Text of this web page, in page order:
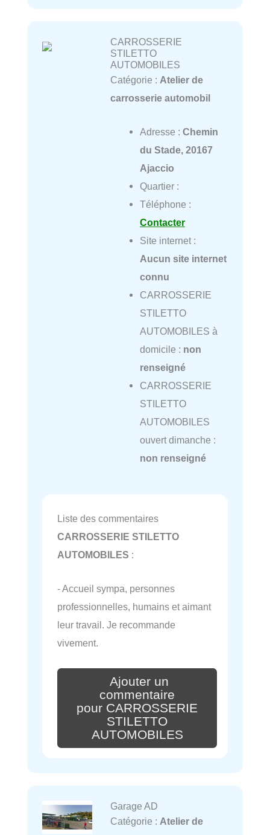
CARROSSERIE
STILETTO
AUTOMOBILES
Catégorie : Atelier de
carrosserie automobil
Adresse : Chemin
du Stade, 20167
Ajaccio
Quartier :
Téléphone :
Contacter
Site internet :
Aucun site internet
connu
CARROSSERIE
STILETTO
AUTOMOBILES à
domicile : non
renseigné
CARROSSERIE
STILETTO
AUTOMOBILES
ouvert dimanche :
non renseigné
Liste des commentaires
CARROSSERIE STILETTO
AUTOMOBILES :
- Accueil sympa, personnes
professionnelles, humains et aimant
leur travail. Je recommande
vivement.
Ajouter un
commentaire
pour CARROSSERIE
STILETTO
AUTOMOBILES
Garage AD
Catégorie : Atelier de